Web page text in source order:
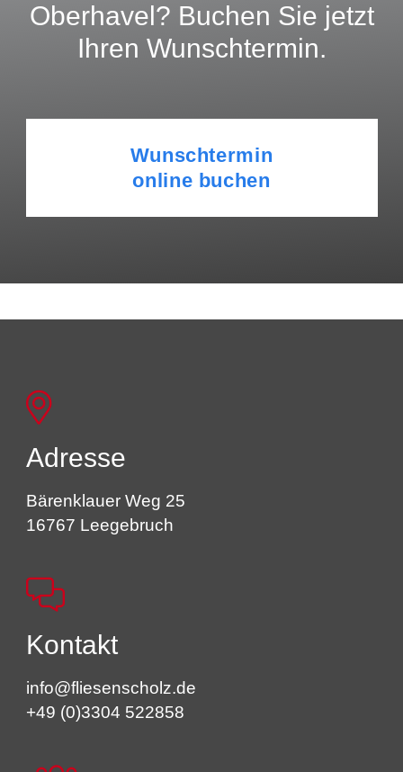
Oberhavel? Buchen Sie jetzt
Ihren Wunschtermin.
Wunschtermin
online buchen
Adresse
Bärenklauer Weg 25
16767 Leegebruch
Kontakt
info@fliesenscholz.de
+49 (0)3304 522858